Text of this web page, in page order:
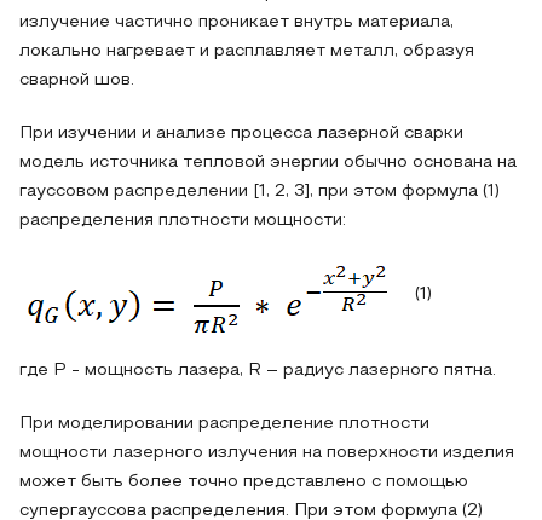
излучение частично проникает внутрь материала,
локально нагревает и расплавляет металл, образуя
сварной шов.
При изучении и анализе процесса лазерной сварки
модель источника тепловой энергии обычно основана на
гауссовом распределении [1, 2, 3], при этом формула (1)
распределения плотности мощности:
(1)
где P - мощность лазера, R – радиус лазерного пятна.
При моделировании распределение плотности
мощности лазерного излучения на поверхности изделия
может быть более точно представлено с помощью
супергауссова распределения. При этом формула (2)